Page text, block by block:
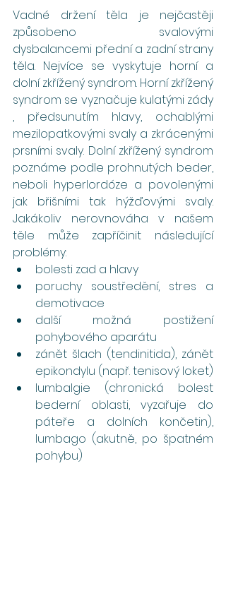
Vadné držení těla je nejčastěji
způsobeno svalovými
dysbalancemi přední a zadní strany
těla. Nejvíce se vyskytuje horní a
dolní zkřížený syndrom. Horní zkřížený
syndrom se vyznačuje kulatými zády
, předsunutím hlavy, ochablými
mezilopatkovými svaly a zkrácenými
prsními svaly. Dolní zkřížený syndrom
poznáme podle prohnutých beder,
neboli hyperlordóze a povolenými
jak břišními tak hýžďovými svaly.
Jakákoliv nerovnováha v našem
těle může zapříčinit následující
problémy:
bolesti zad a hlavy
poruchy soustředění, stres a
demotivace
další možná postižení
pohybového aparátu
zánět šlach (tendinitida), zánět
epikondylu (např. tenisový loket)
lumbalgie (chronická bolest
bederní oblasti, vyzařuje do
páteře a dolních končetin),
lumbago (akutně, po špatném
pohybu)